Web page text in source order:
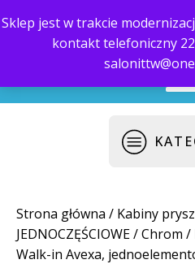
Sklep jest w trakcie
kontakt telefoniczny
biuro@saloni.pl
Strona główna / Kabiny
JEDNOCZĘŚCIOWE/Chrom /
Walk-in Avexa,